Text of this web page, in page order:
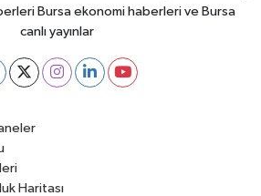
Bursa ekonomi haberleri ve Bursa
canlı yayınlar
Haritası